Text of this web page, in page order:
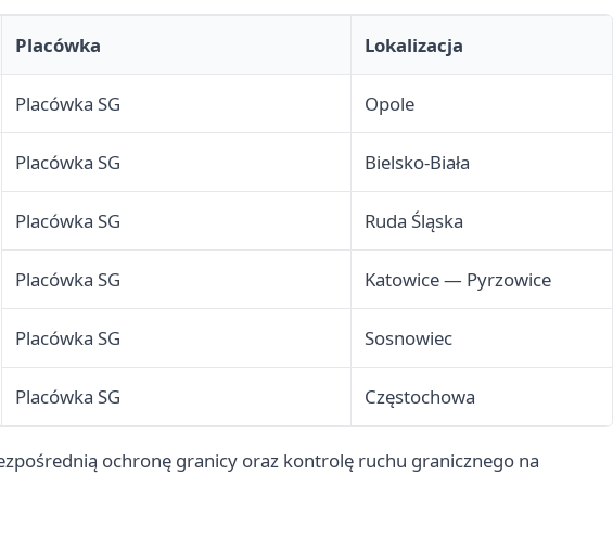
Placówka Lokalizacja
Placówka SG Opole
Placówka SG Bielsko-Biała
Placówka SG Ruda Śląska
Placówka SG Katowice — Pyrzowice
Placówka SG Sosnowiec
Placówka SG Częstochowa
ochronę granicy oraz kontrolę ruchu granicznego na